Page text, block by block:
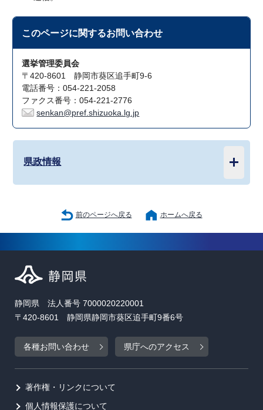
このページに関するお問い合わせ
選挙管理委員会
〒420-8601 静岡市葵区追手町9-6
電話番号：054-221-2058
ファクス番号：054-221-2776
senkan@pref.shizuoka.lg.jp
県政情報
前のページへ戻る ホームへ戻る
静岡県 法人番号 7000020220001
〒420-8601 静岡県静岡市葵区追手町9番6号
各種お問い合わせ 県庁へのアクセス
著作権・リンクについて
個人情報保護について